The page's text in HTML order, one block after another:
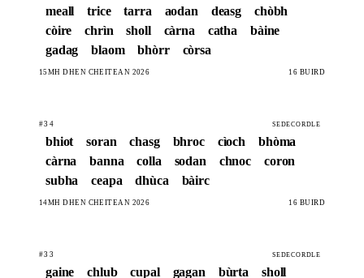
meall trice tarra aodan deasg
chòbh
còire
chrìn sholl càrna catha
bàine
gadag
blaom bhòrr còrsa
15MH DHEN CHÈITEAN 2026 16 BÙIRD
#34 SEDECORDLE
bhiot soran chasg bhroc cìoch
bhòma
càrna
banna colla sodan chnoc
coron
subha
ceapa dhùca bàirc
14MH DHEN CHÈITEAN 2026 16 BÙIRD
#33 SEDECORDLE
gaine chlub cupal gagan bùrta
sholl